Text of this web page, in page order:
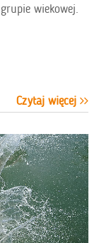
wiekowej.
Czytaj więcej